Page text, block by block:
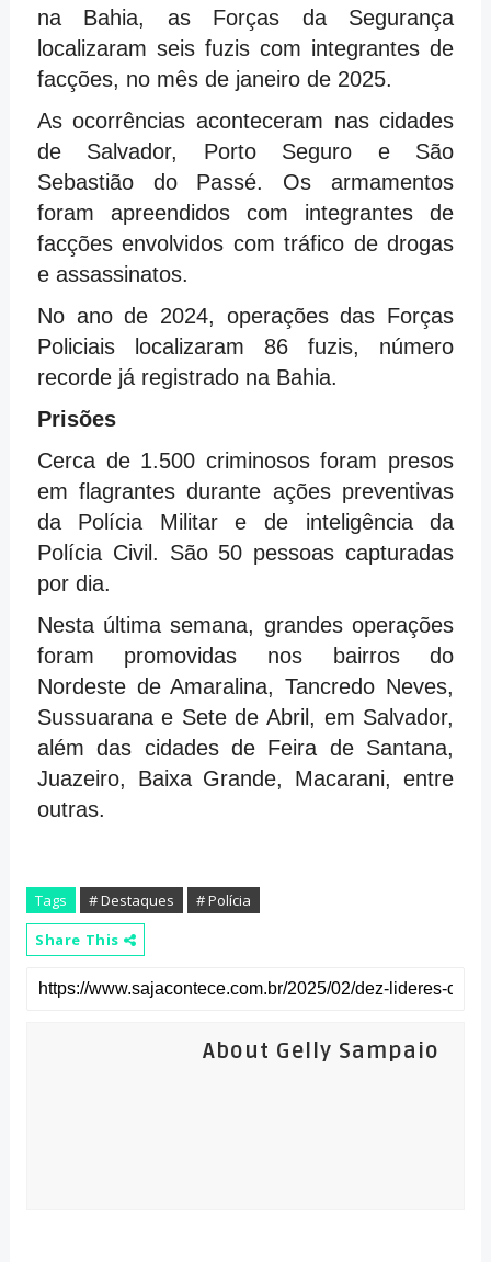
na Bahia, as Forças da Segurança
localizaram seis fuzis com integrantes de
facções, no mês de janeiro de 2025.
As ocorrências aconteceram nas cidades
de Salvador, Porto Seguro e São
Sebastião do Passé. Os armamentos
foram apreendidos com integrantes de
facções envolvidos com tráfico de drogas
e assassinatos.
No ano de 2024, operações das Forças
Policiais localizaram 86 fuzis, número
recorde já registrado na Bahia.
Prisões
Cerca de 1.500 criminosos foram presos
em flagrantes durante ações preventivas
da Polícia Militar e de inteligência da
Polícia Civil. São 50 pessoas capturadas
por dia.
Nesta última semana, grandes operações
foram promovidas nos bairros do
Nordeste de Amaralina, Tancredo Neves,
Sussuarana e Sete de Abril, em Salvador,
além das cidades de Feira de Santana,
Juazeiro, Baixa Grande, Macarani, entre
outras.
Tags # Destaques
# Polícia
Share This
About Gelly Sampaio